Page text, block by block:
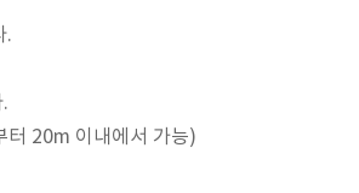
.
터 20m 이내에서 가능)